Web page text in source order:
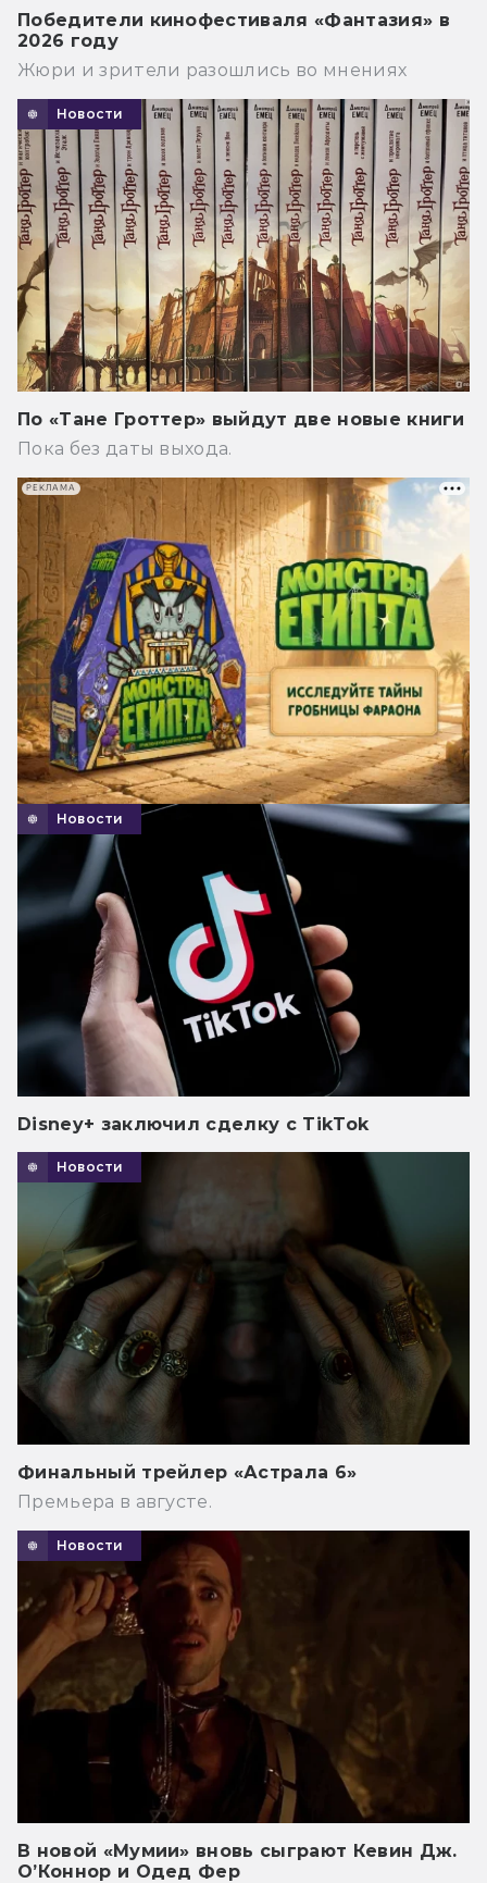
Победители кинофестиваля «Фантазия» в
2026 году
Жюри и зрители разошлись во мнениях
Новости
По «Тане Гроттер» выйдут две новые книги
Пока без даты выхода.
Новости
Disney+ заключил сделку с TikTok
Новости
Финальный трейлер «Астрала 6»
Премьера в августе.
Новости
В новой «Мумии» вновь сыграют Кевин Дж.
О’Коннор и Одед Фер
РЕКЛАМА